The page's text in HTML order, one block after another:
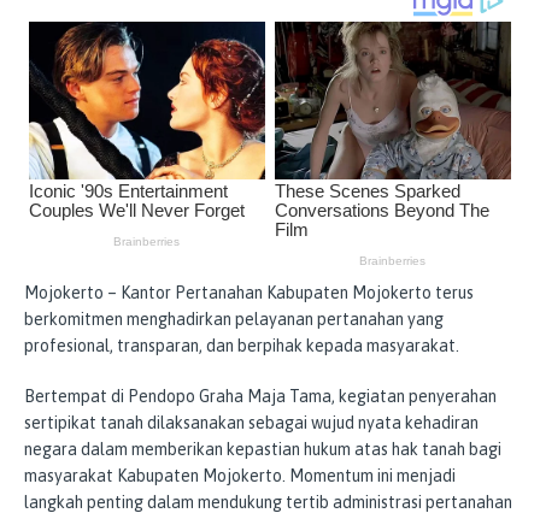
Mojokerto – Kantor Pertanahan Kabupaten Mojokerto terus
berkomitmen menghadirkan pelayanan pertanahan yang
profesional, transparan, dan berpihak kepada masyarakat.
Bertempat di Pendopo Graha Maja Tama, kegiatan penyerahan
sertipikat tanah dilaksanakan sebagai wujud nyata kehadiran
negara dalam memberikan kepastian hukum atas hak tanah bagi
masyarakat Kabupaten Mojokerto. Momentum ini menjadi
langkah penting dalam mendukung tertib administrasi pertanahan